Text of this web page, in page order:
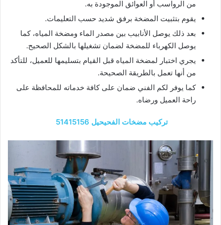
من الرواسب أو العوائق الموجودة به.
يقوم بتثبيت المضخة برفق شديد حسب التعليمات.
بعد ذلك يوصل الأنابيب بين مصدر الماء ومضخة المياه، كما
يوصل الكهرباء للمضخة لضمان تشغيلها بالشكل الصحيح.
يجري اختبار لمضخة المياه قبل القيام بتسليمها للعميل، للتأكد
من أنها تعمل بالطريقة الصحيحة.
كما يوفر لكم الفني ضمان على كافة خدماته للمحافظة على
راحة العميل ورضاه.
تركيب مضخات الفحيحيل 51415156